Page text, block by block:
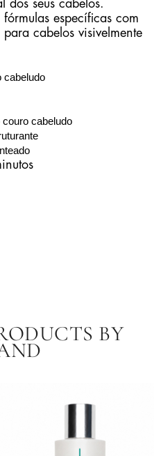
dos seus cabelos.
específicas com
cabelos visivelmente
cabeludo
cabeludo
BY